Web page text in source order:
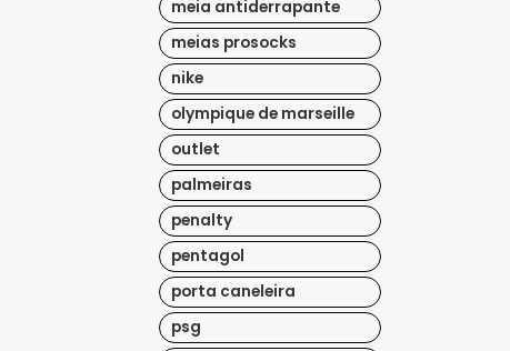
meia antiderrapante
meias prosocks
nike
olympique de marseille
outlet
palmeiras
penalty
pentagol
porta caneleira
psg